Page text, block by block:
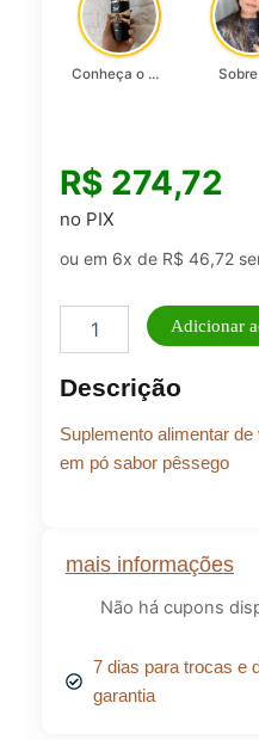
mais informações
Não há cupons
7 dias para trocas e
garantia
Conheça o Asad, da Lattafa…
R$ 274,72
no PIX
ou em 6x de R$ 46,72
Fibra
do
Metabolismo
Adicionar
Descrição
Suplemento alimentar
em pó sabor pêssego